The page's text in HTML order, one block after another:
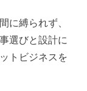
に縛られず、
選びと設計に
トビジネスを